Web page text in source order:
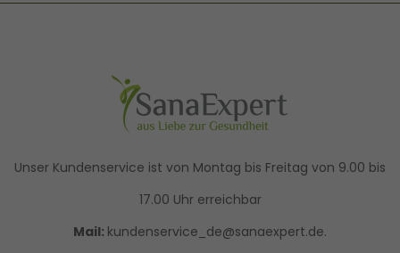
Unser Kundenservice ist von Montag bis Freitag von 9.00 bis
17.00 Uhr erreichbar
Mail: kundenservice_de@sanaexpert.de.